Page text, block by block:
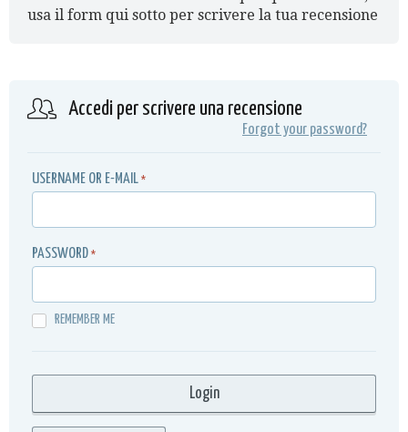
usa il form qui sotto per scrivere la tua recensione
Accedi per scrivere una recensione
Forgot your password?
USERNAME OR E-MAIL *
PASSWORD *
REMEMBER ME